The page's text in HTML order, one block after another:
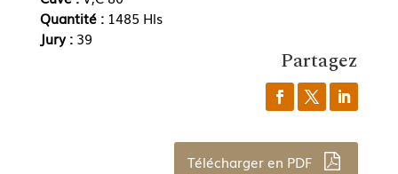
Quantité : 1485 Hls
Jury : 39
Partagez
Télécharger en PDF